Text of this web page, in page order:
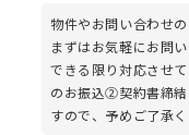
物件やお問い合わせ
まずはお気軽にお問
できる限り対応させ
のお振込②契約書締
すので、予めご了承く